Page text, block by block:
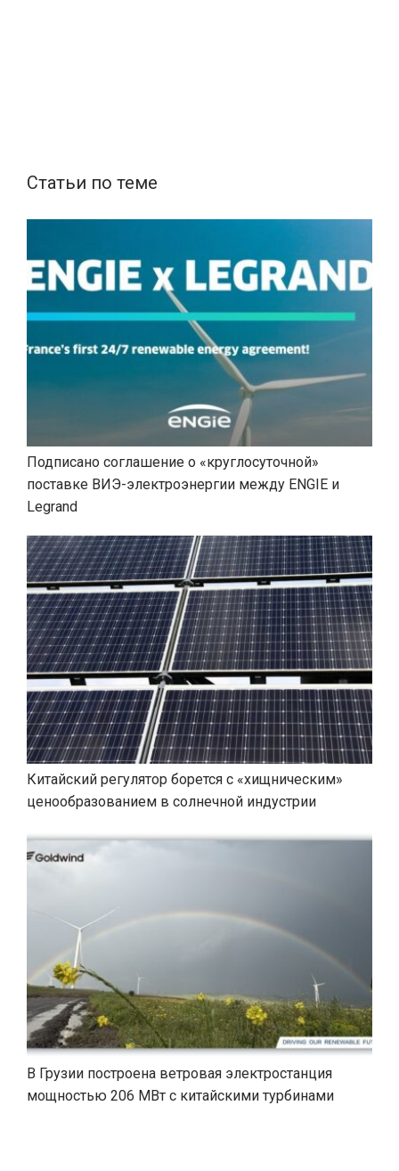
Статьи по теме
Подписано соглашение о «круглосуточной»
поставке ВИЭ-электроэнергии между ENGIE и
Legrand
Китайский регулятор борется с «хищническим»
ценообразованием в солнечной индустрии
В Грузии построена ветровая электростанция
мощностью 206 МВт с китайскими турбинами